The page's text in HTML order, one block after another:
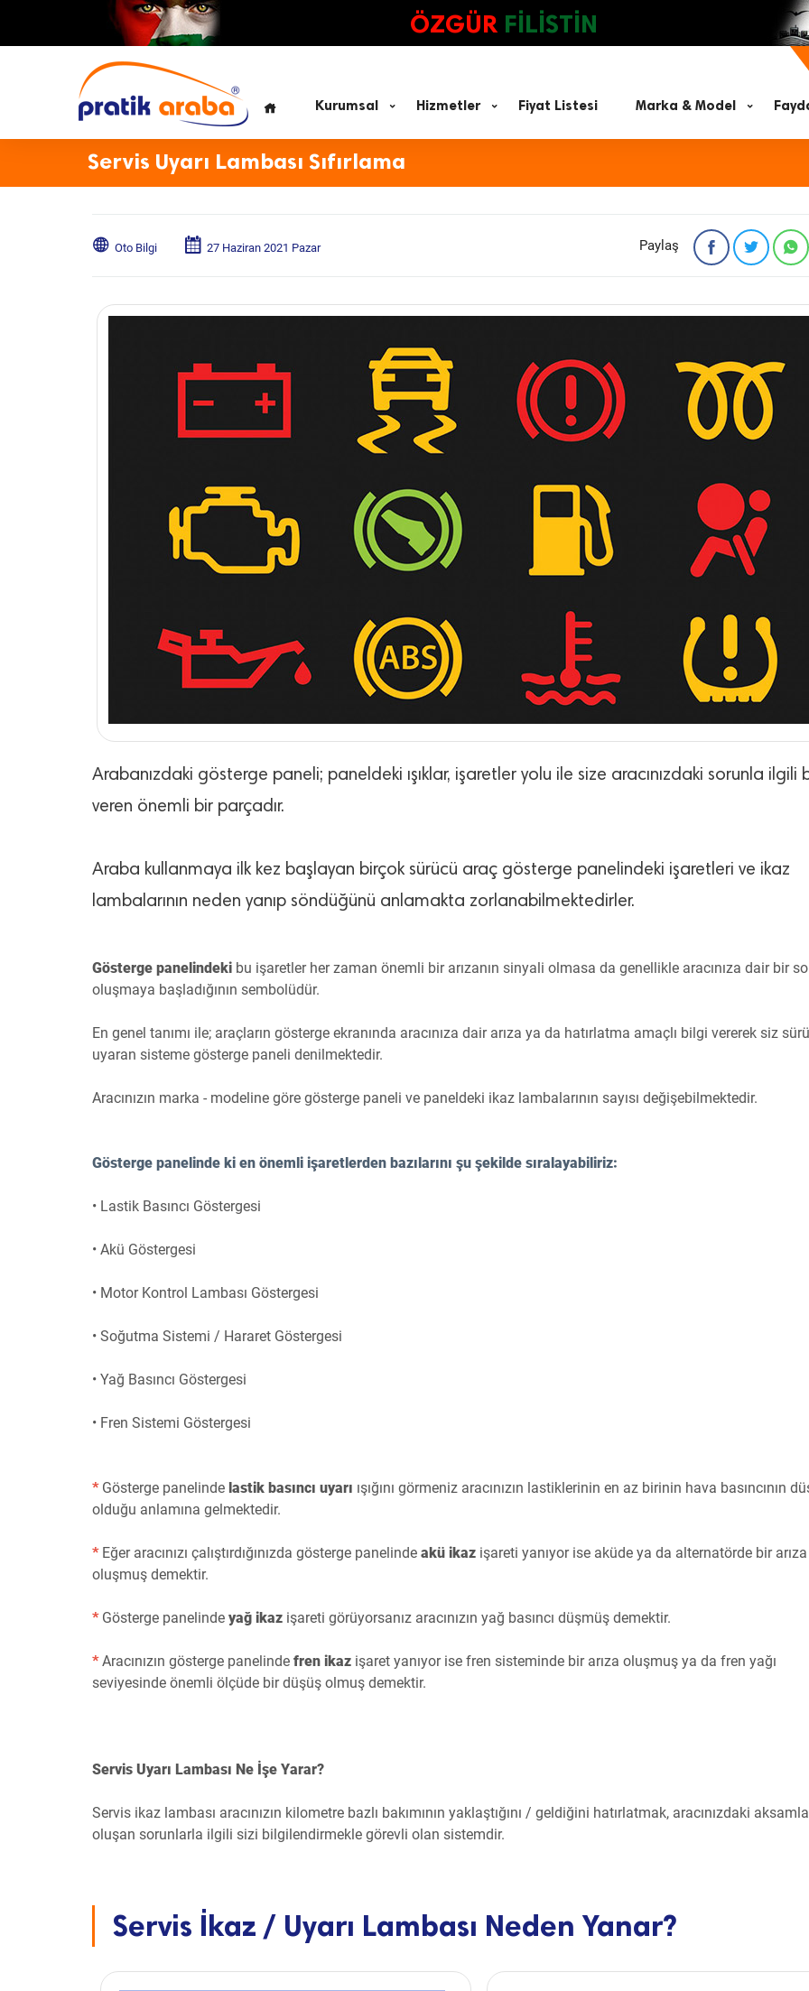
ÖZGÜR FİLİSTİN
Kurumsal Hizmetler Fiyat Listesi Marka & Model
Servis Uyarı Lambası Sıfırlama
Paylaş
Oto Bilgi 27 Haziran 2021 Pazar
Arabanızdaki gösterge paneli; paneldeki ışıklar, işaretler yolu ile size aracınızdaki sorunla ilgili
veren önemli bir parçadır.
Araba kullanmaya ilk kez başlayan birçok sürücü araç gösterge panelindeki işaretleri ve ikaz
lambalarının neden yanıp söndüğünü anlamakta zorlanabilmektedirler.
Gösterge panelindeki bu işaretler her zaman önemli bir arızanın sinyali olmasa da genellikle aracınıza dair bir
oluşmaya başladığının sembolüdür.
En genel tanımı ile; araçların gösterge ekranında aracınıza dair arıza ya da hatırlatma amaçlı bilgi vererek siz
uyaran sisteme gösterge paneli denilmektedir.
Aracınızın marka - modeline göre gösterge paneli ve paneldeki ikaz lambalarının sayısı değişebilmektedir.
Gösterge panelinde ki en önemli işaretlerden bazılarını şu şekilde sıralayabiliriz:
• Lastik Basıncı Göstergesi
• Akü Göstergesi
• Motor Kontrol Lambası Göstergesi
• Soğutma Sistemi / Hararet Göstergesi
• Yağ Basıncı Göstergesi
• Fren Sistemi Göstergesi
*Gösterge panelinde lastik basıncı uyarı ışığını görmeniz aracınızın lastiklerinin en az birinin hava basıncının
olduğu anlamına gelmektedir.
* Eğer aracınızı çalıştırdığınızda gösterge panelinde akü ikaz işareti yanıyor ise aküde ya da alternatörde bir arıza
oluşmuş demektir.
* Gösterge panelinde yağ ikaz işareti görüyorsanız aracınızın yağ basıncı düşmüş demektir.
*Aracınızın gösterge panelinde fren ikaz işaret yanıyor ise fren sisteminde bir arıza oluşmuş ya da fren yağı
seviyesinde önemli ölçüde bir düşüş olmuş demektir.
Servis Uyarı Lambası Ne İşe Yarar?
Servis ikaz lambası aracınızın kilometre bazlı bakımının yaklaştığını / geldiğini hatırlatmak, aracınızdaki
oluşan sorunlarla ilgili sizi bilgilendirmekle görevli olan sistemdir.
Servis İkaz / Uyarı Lambası Neden Yanar?